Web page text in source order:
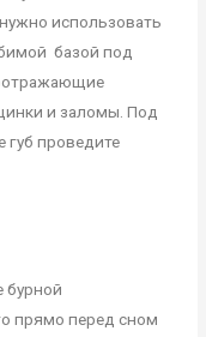
использовать
базой под
и заломы. Под
губ проведите
бурной
прямо перед сном